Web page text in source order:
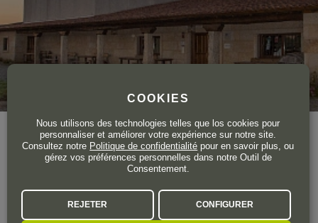
Année de création 2003
Mettre en valeur son terroir, son identité et les cépages
en 2003 dans lacommuned'As Neves, dont le groupe Vinos
de la Luz est l'actionnaire majoritaire.
COOKIES
Nous utilisons des technologies telles que los cookies pour
personnaliser et améliorer votre expérience sur notre site.
Consultez notre Politique de confidentialité pour en savoir plus, ou
gérez vos préférences personnelles dans notre Outil de
Consentement.
REJETER CONFIGURER